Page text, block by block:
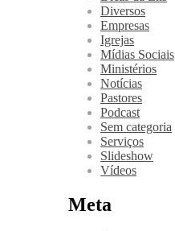
Diversos
Empresas
Igrejas
Mídias Sociais
Ministérios
Notícias
Pastores
Podcast
Sem categoria
Serviços
Slideshow
Vídeos
Meta